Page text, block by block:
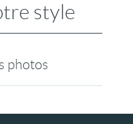
style
photos